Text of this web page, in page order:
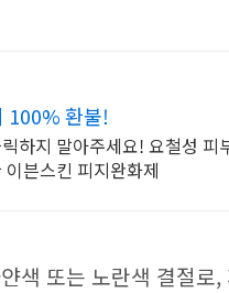
100% 환불!
하지 말아주세요! 요철성 피
븐스킨 피지완화제
색 또는 노란색 결절로